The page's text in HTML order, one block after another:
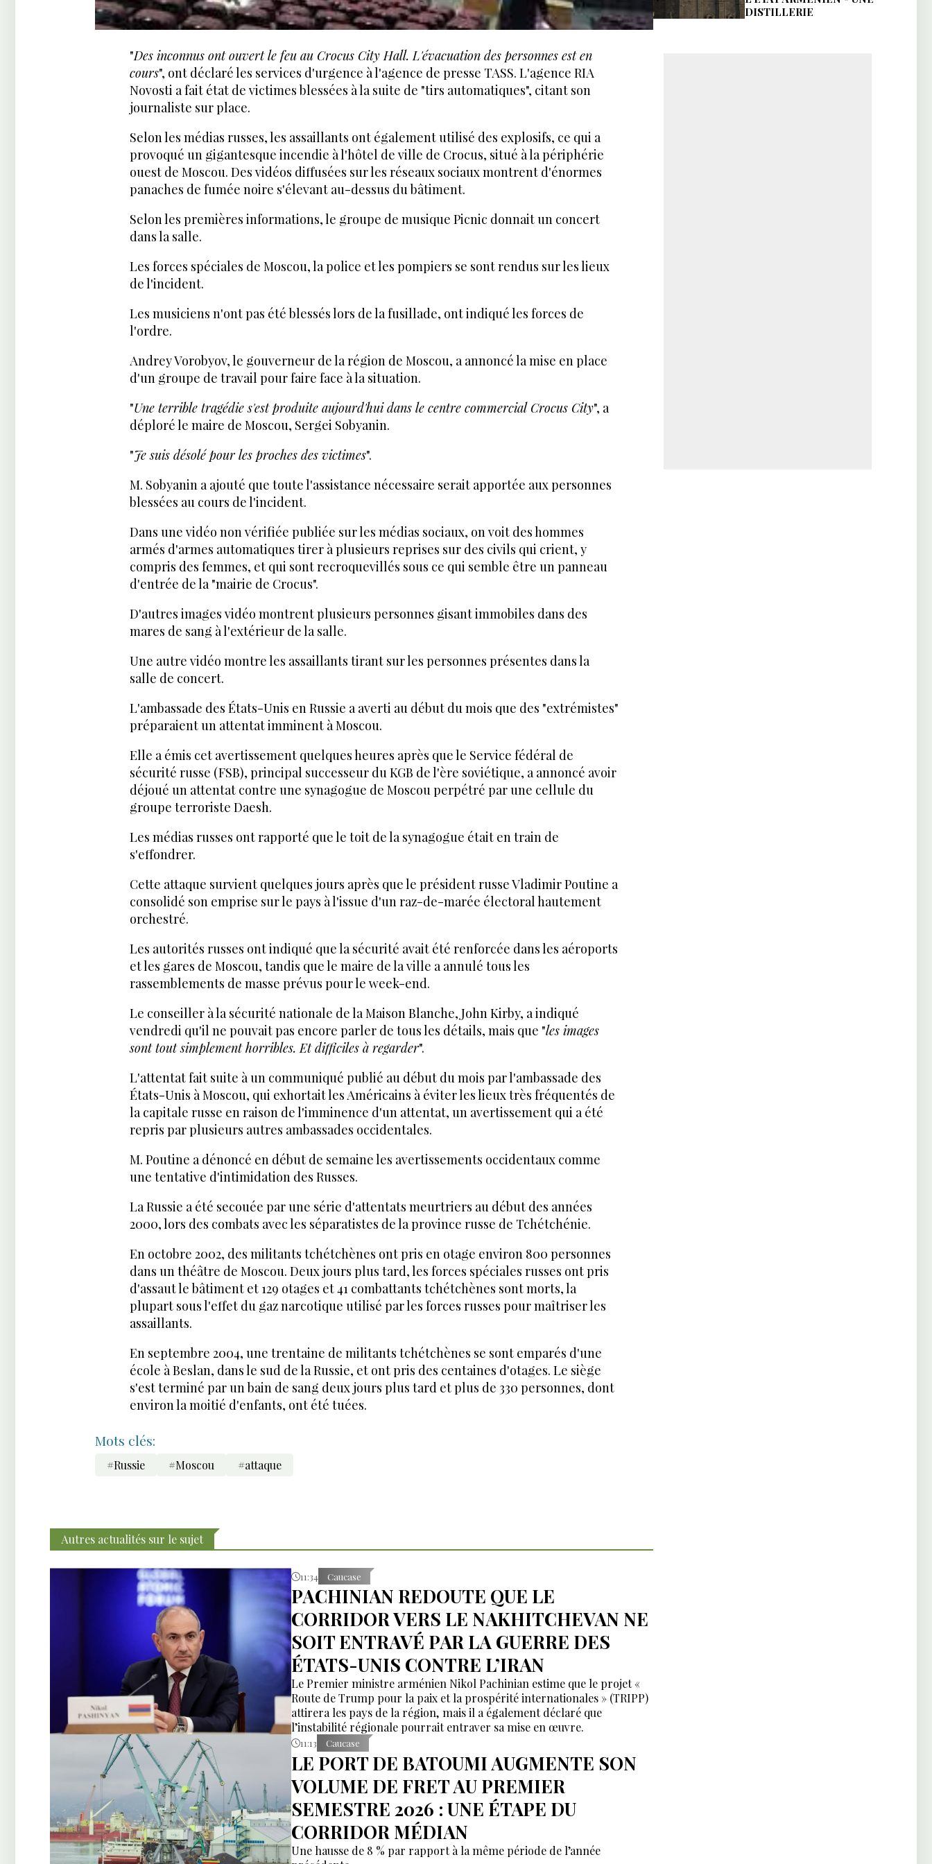
"Des inconnus ont ouvert le feu au Crocus City Hall. L'évacuation des personnes est en
cours", ont déclaré les services d'urgence à l'agence de presse TASS. L'agence RIA
Novosti a fait état de victimes blessées à la suite de "tirs automatiques", citant son
journaliste sur place.
Selon les médias russes, les assaillants ont également utilisé des explosifs, ce qui a
provoqué un gigantesque incendie à l'hôtel de ville de Crocus, situé à la périphérie
ouest de Moscou. Des vidéos diffusées sur les réseaux sociaux montrent d'énormes
panaches de fumée noire s'élevant au-dessus du bâtiment.
Selon les premières informations, le groupe de musique Picnic donnait un concert
dans la salle.
Les forces spéciales de Moscou, la police et les pompiers se sont rendus sur les lieux
de l'incident.
Les musiciens n'ont pas été blessés lors de la fusillade, ont indiqué les forces de
l'ordre.
Andrey Vorobyov, le gouverneur de la région de Moscou, a annoncé la mise en place
d'un groupe de travail pour faire face à la situation.
"Une terrible tragédie s'est produite aujourd'hui dans le centre commercial Crocus City", a
déploré le maire de Moscou, Sergei Sobyanin.
"Je suis désolé pour les proches des victimes".
M. Sobyanin a ajouté que toute l'assistance nécessaire serait apportée aux personnes
blessées au cours de l'incident.
Dans une vidéo non vérifiée publiée sur les médias sociaux, on voit des hommes
armés d'armes automatiques tirer à plusieurs reprises sur des civils qui crient, y
compris des femmes, et qui sont recroquevillés sous ce qui semble être un panneau
d'entrée de la "mairie de Crocus".
D'autres images vidéo montrent plusieurs personnes gisant immobiles dans des
mares de sang à l'extérieur de la salle.
Une autre vidéo montre les assaillants tirant sur les personnes présentes dans la
salle de concert.
L'ambassade des États-Unis en Russie a averti au début du mois que des "extrémistes"
préparaient un attentat imminent à Moscou.
Elle a émis cet avertissement quelques heures après que le Service fédéral de
sécurité russe (FSB), principal successeur du KGB de l'ère soviétique, a annoncé avoir
déjoué un attentat contre une synagogue de Moscou perpétré par une cellule du
groupe terroriste Daesh.
Les médias russes ont rapporté que le toit de la synagogue était en train de
s'effondrer.
Cette attaque survient quelques jours après que le président russe Vladimir Poutine a
consolidé son emprise sur le pays à l'issue d'un raz-de-marée électoral hautement
orchestré.
Les autorités russes ont indiqué que la sécurité avait été renforcée dans les aéroports
et les gares de Moscou, tandis que le maire de la ville a annulé tous les
rassemblements de masse prévus pour le week-end.
Le conseiller à la sécurité nationale de la Maison Blanche, John Kirby, a indiqué
vendredi qu'il ne pouvait pas encore parler de tous les détails, mais que "les images
sont tout simplement horribles. Et difficiles à regarder".
L'attentat fait suite à un communiqué publié au début du mois par l'ambassade des
États-Unis à Moscou, qui exhortait les Américains à éviter les lieux très fréquentés de
la capitale russe en raison de l'imminence d'un attentat, un avertissement qui a été
repris par plusieurs autres ambassades occidentales.
M. Poutine a dénoncé en début de semaine les avertissements occidentaux comme
une tentative d'intimidation des Russes.
La Russie a été secouée par une série d'attentats meurtriers au début des années
2000, lors des combats avec les séparatistes de la province russe de Tchétchénie.
En octobre 2002, des militants tchétchènes ont pris en otage environ 800 personnes
dans un théâtre de Moscou. Deux jours plus tard, les forces spéciales russes ont pris
d'assaut le bâtiment et 129 otages et 41 combattants tchétchènes sont morts, la
plupart sous l'effet du gaz narcotique utilisé par les forces russes pour maîtriser les
assaillants.
En septembre 2004, une trentaine de militants tchétchènes se sont emparés d'une
école à Beslan, dans le sud de la Russie, et ont pris des centaines d'otages. Le siège
s'est terminé par un bain de sang deux jours plus tard et plus de 330 personnes, dont
environ la moitié d'enfants, ont été tuées.
Mots clés:
#Russie #Moscou #attaque
Autres actualités sur le sujet
11:34 Caucase
PACHINIAN REDOUTE QUE LE
CORRIDOR VERS LE NAKHITCHEVAN NE
SOIT ENTRAVÉ PAR LA GUERRE DES
ÉTATS-UNIS CONTRE L’IRAN
Le Premier ministre arménien Nikol Pachinian estime que le projet «
Route de Trump pour la paix et la prospérité internationales » (TRIPP)
attirera les pays de la région, mais il a également déclaré que
l’instabilité régionale pourrait entraver sa mise en œuvre.
11:13 Caucase
LE PORT DE BATOUMI AUGMENTE SON
VOLUME DE FRET AU PREMIER
SEMESTRE 2026 : UNE ÉTAPE DU
CORRIDOR MÉDIAN
Une hausse de 8 % par rapport à la même période de l’année
DISTILLERIE